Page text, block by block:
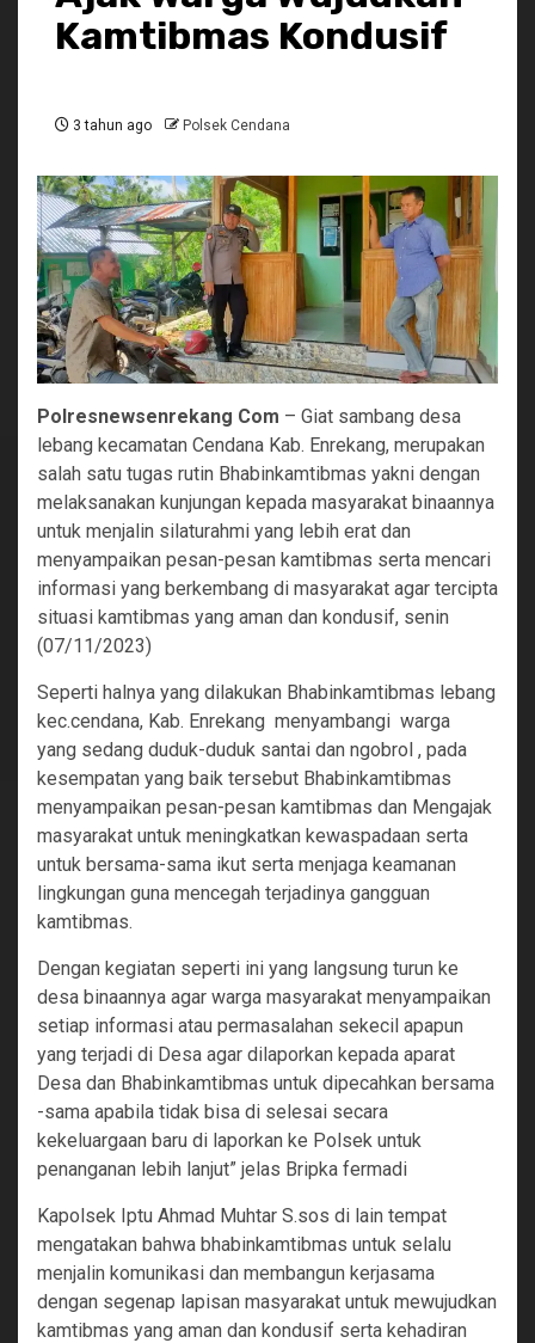
Kamtibmas Kondusif
3 tahun ago Polsek Cendana
Polresnewsenrekang Com – Giat sambang desa
lebang kecamatan Cendana Kab. Enrekang, merupakan
salah satu tugas rutin Bhabinkamtibmas yakni dengan
melaksanakan kunjungan kepada masyarakat binaannya
untuk menjalin silaturahmi yang lebih erat dan
menyampaikan pesan-pesan kamtibmas serta mencari
informasi yang berkembang di masyarakat agar tercipta
situasi kamtibmas yang aman dan kondusif, senin
(07/11/2023)
Seperti halnya yang dilakukan Bhabinkamtibmas lebang
kec.cendana, Kab. Enrekang menyambangi warga
yang sedang duduk-duduk santai dan ngobrol , pada
kesempatan yang baik tersebut Bhabinkamtibmas
menyampaikan pesan-pesan kamtibmas dan Mengajak
masyarakat untuk meningkatkan kewaspadaan serta
untuk bersama-sama ikut serta menjaga keamanan
lingkungan guna mencegah terjadinya gangguan
kamtibmas.
Dengan kegiatan seperti ini yang langsung turun ke
desa binaannya agar warga masyarakat menyampaikan
setiap informasi atau permasalahan sekecil apapun
yang terjadi di Desa agar dilaporkan kepada aparat
Desa dan Bhabinkamtibmas untuk dipecahkan bersama
-sama apabila tidak bisa di selesai secara
kekeluargaan baru di laporkan ke Polsek untuk
penanganan lebih lanjut” jelas Bripka fermadi
Kapolsek Iptu Ahmad Muhtar S.sos di lain tempat
mengatakan bahwa bhabinkamtibmas untuk selalu
menjalin komunikasi dan membangun kerjasama
dengan segenap lapisan masyarakat untuk mewujudkan
kamtibmas yang aman dan kondusif serta kehadiran